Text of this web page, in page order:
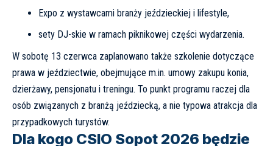
Expo z wystawcami branży jeździeckiej i lifestyle,
sety DJ-skie w ramach piknikowej części wydarzenia.
W sobotę 13 czerwca zaplanowano także szkolenie dotyczące
prawa w jeździectwie, obejmujące m.in. umowy zakupu konia,
dzierżawy, pensjonatu i treningu. To punkt programu raczej dla
osób związanych z branżą jeździecką, a nie typowa atrakcja dla
przypadkowych turystów.
Dla kogo CSIO Sopot 2026 będzie